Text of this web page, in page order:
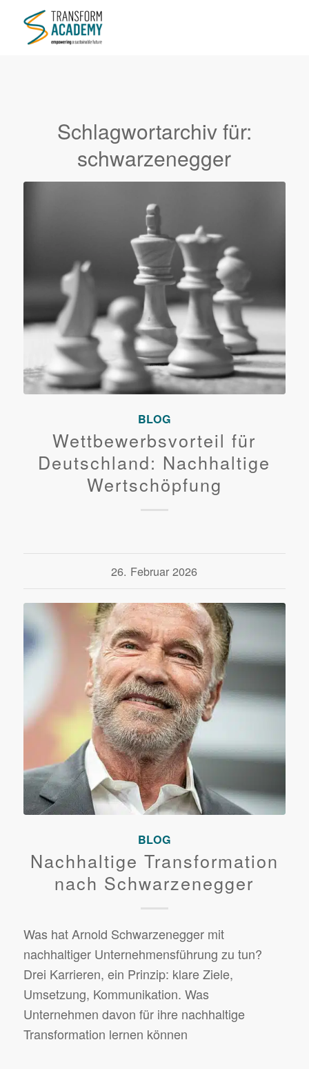
Schlagwortarchiv für:
schwarzenegger
BLOG
Wettbewerbsvorteil für
Deutschland: Nachhaltige
Wertschöpfung
26. Februar 2026
BLOG
Nachhaltige Transformation
nach Schwarzenegger
Was hat Arnold Schwarzenegger mit
nachhaltiger Unternehmensführung zu tun?
Drei Karrieren, ein Prinzip: klare Ziele,
Umsetzung, Kommunikation. Was
Unternehmen davon für ihre nachhaltige
Transformation lernen können